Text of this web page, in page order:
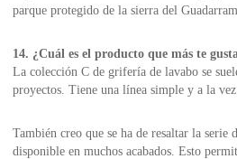
parque protegido de la sierra del
14. ¿Cuál es el producto que más te
La colección C de grifería de lavabo se
proyectos. Tiene una línea simple y a la
También creo que se ha de resaltar la serie
disponible en muchos acabados. Esto